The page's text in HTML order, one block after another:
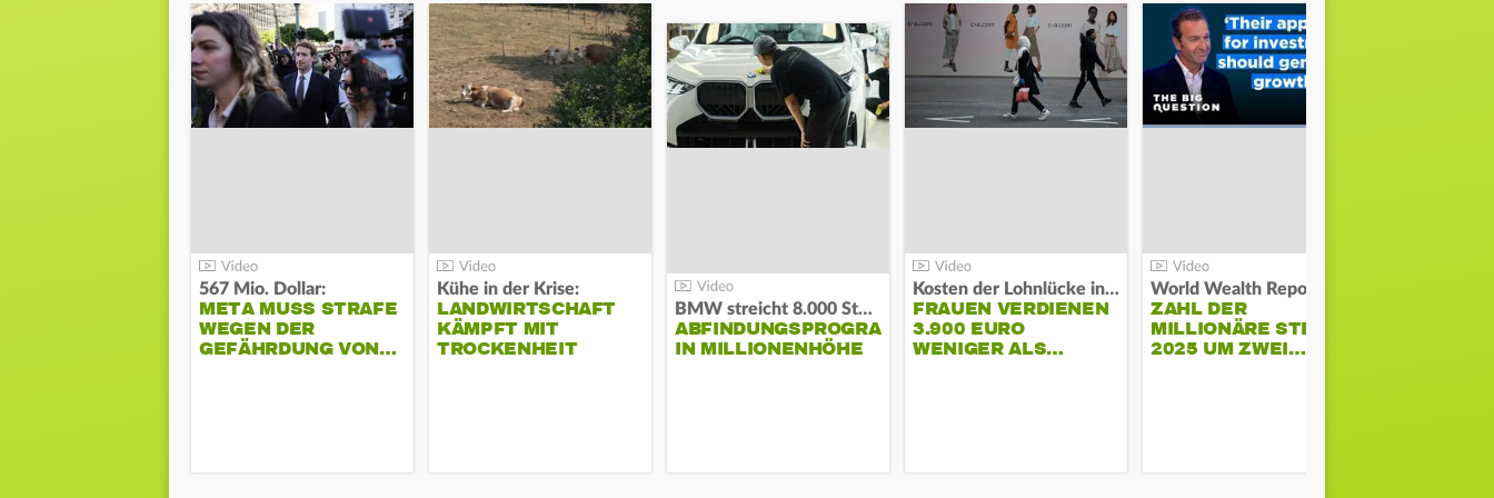
567 Mio. Dollar:
META MUSS STRAFE
WEGEN DER
GEFÄHRDUNG VON…
Kühe in der Krise:
LANDWIRTSCHAFT
KÄMPFT MIT
TROCKENHEIT
BMW streicht 8.000 Stellen:
ABFINDUNGSPROGRAMM
IN MILLIONENHÖHE
Kosten der Lohnlücke in der EU:
FRAUEN VERDIENEN
3.900 EURO
WENIGER ALS…
World Wealth Report:
ZAHL DER
MILLIONÄRE STEIGT
2025 UM ZWEI…